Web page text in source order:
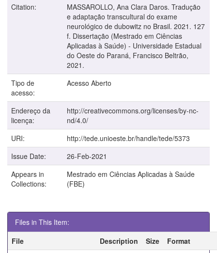
Citation:
MASSAROLLO, Ana Clara Daros. Tradução
e adaptação transcultural do exame
neurológico de dubowitz no Brasil. 2021. 127
f. Dissertação (Mestrado em Ciências
Aplicadas à Saúde) - Universidade Estadual
do Oeste do Paraná, Francisco Beltrão,
2021.
Tipo de
acesso:
Acesso Aberto
Endereço da
licença:
http://creativecommons.org/licenses/by-nc-
nd/4.0/
URI:
http://tede.unioeste.br/handle/tede/5373
Issue Date:
26-Feb-2021
Appears in
Collections:
Mestrado em Ciências Aplicadas à Saúde
(FBE)
Files in This Item:
File
Description Size
Format